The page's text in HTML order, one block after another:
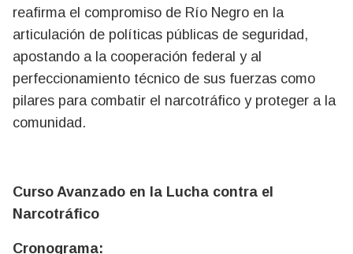
reafirma el compromiso de Río Negro en la
articulación de políticas públicas de seguridad,
apostando a la cooperación federal y al
perfeccionamiento técnico de sus fuerzas como
pilares para combatir el narcotráfico y proteger a la
comunidad.
Curso Avanzado en la Lucha contra el
Narcotráfico
Cronograma: